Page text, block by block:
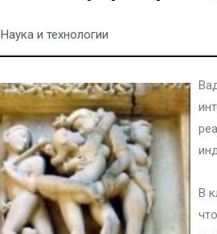
Наука и технологии
В